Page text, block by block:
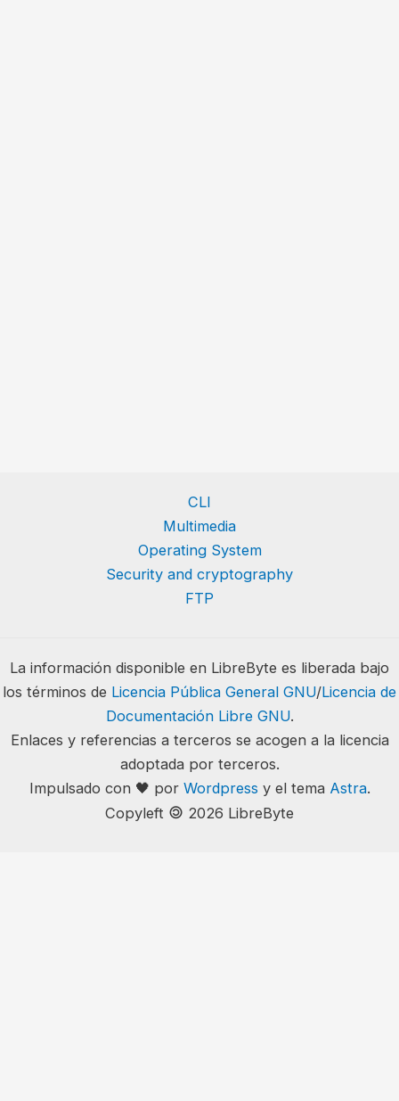
CLI
Multimedia
Operating System
Security and cryptography
FTP
La información disponible en LibreByte es liberada bajo
los términos de Licencia Pública General GNU/Licencia de
Documentación Libre GNU.
Enlaces y referencias a terceros se acogen a la licencia
adoptada por terceros.
Impulsado con 🖤 por Wordpress y el tema Astra.
Copyleft 🄯 2026 LibreByte